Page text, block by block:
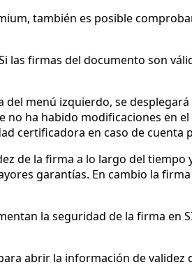
también es posible
firmas del documento son
menú izquierdo, se
ha habido modificaciones en
certificadora en caso de cuenta
de la firma a lo largo del
garantías. En cambio la
la seguridad de la firma en
abrir la información de validez